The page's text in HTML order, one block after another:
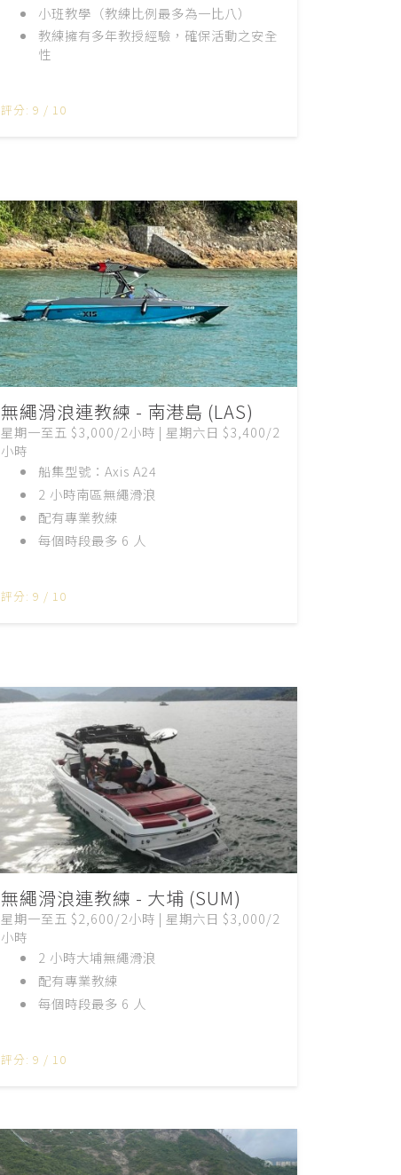
小班教學（教練比例最多為一比八）
教練擁有多年教授經驗，確保活動之安全
性
評分: 9 / 10
無繩滑浪連教練 - 南港島 (LAS)
星期一至五 $3,000/2小時 | 星期六日 $3,400/2
小時
船集型號：Axis A24
2 小時南區無繩滑浪
配有專業教練
每個時段最多 6 人
評分: 9 / 10
無繩滑浪連教練 - 大埔 (SUM)
星期一至五 $2,600/2小時 | 星期六日 $3,000/2
小時
2 小時大埔無繩滑浪
配有專業教練
每個時段最多 6 人
評分: 9 / 10